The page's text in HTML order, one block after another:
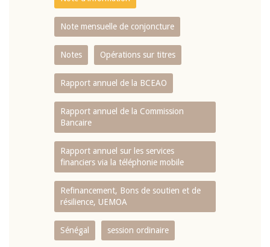
Note mensuelle de conjoncture
Notes Opérations sur titres
Rapport annuel de la BCEAO
Rapport annuel de la Commission
Bancaire
Rapport annuel sur les services
financiers via la téléphonie mobile
Refinancement, Bons de soutien et de
résilience, UEMOA
Sénégal session ordinaire